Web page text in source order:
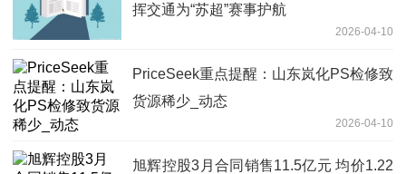
挥交通为“苏超”赛事护航
2026-04-10
PriceSeek重点提醒：山东岚化PS检修致
货源稀少_动态
2026-04-10
旭辉控股3月合同销售11.5亿元 均价1.22